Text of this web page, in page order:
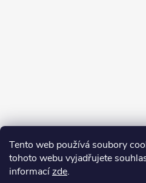
Tento web používá soubory
tohoto webu vyjadřujete
informacízde.
Sledovat na Instagramu